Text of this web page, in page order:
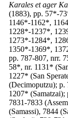
Karales et ager
(1883), pp. 57*-
1146*-1162*,
1228*-1237*,
1273*-1284*,
1350*-1369*,
pp. 787-807, nrr.
58*, nr. 1131*
1227* (San
(Decimoputzu); p.
1207* (Samatzai);
7831-7833
(Samassi), 7844